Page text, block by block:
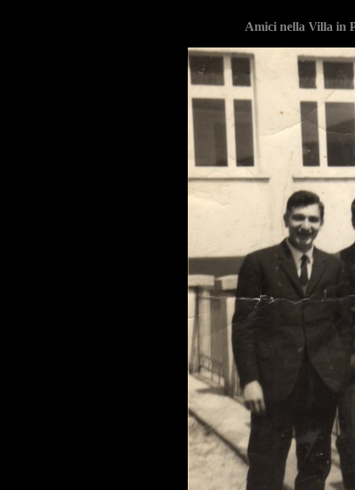
Amici nella Villa in